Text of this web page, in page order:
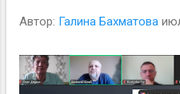
щАвтор: Галина Бахматова